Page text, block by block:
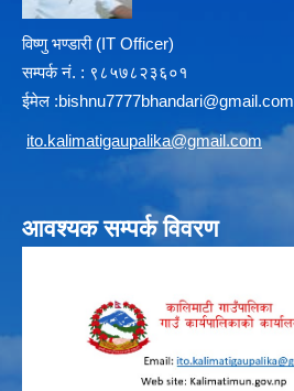
विष्णु भण्डारी (IT Officer)
सम्पर्क न‌ं. : ९८५७८२३६०१
ईमेल :bishnu7777bhandari@gmail.com
ito.kalimatigaupalika@gmail.com
आवश्यक सम्पर्क विवरण